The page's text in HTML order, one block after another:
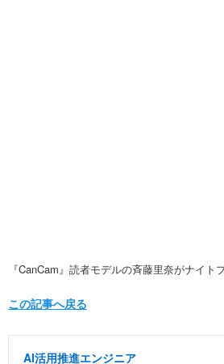
『CanCam』読者モデルの斉藤里奈がナイト
この記事へ戻る
AI活用推進エンジニア